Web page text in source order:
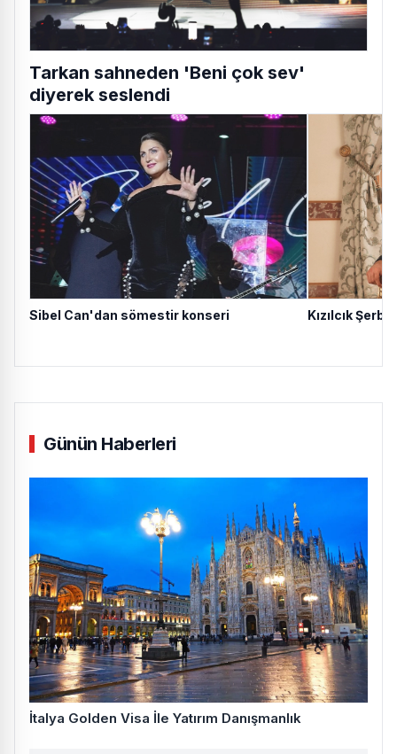
Tarkan sahneden 'Beni çok sev'
diyerek seslendi
Sibel Can'dan sömestir konseri Kızılcık
Günün Haberleri
İtalya Golden Visa İle Yatırım Danışmanlık